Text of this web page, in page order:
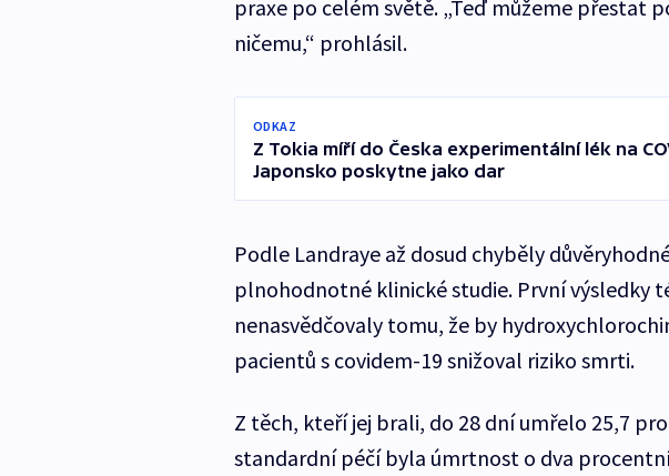
praxe po celém světě. „Teď můžeme přestat
ničemu,“ prohlásil.
ODKAZ
Z Tokia míří do Česka experimentální lék na
Japonsko poskytne jako dar
Podle Landraye až dosud chyběly
plnohodnotné klinické studie. První výsledky
nenasvědčovaly tomu, že by
pacientů s covidem-19 snižoval riziko smrti.
Z těch, kteří jej brali, do 28 dní umřelo 25,7
standardní péčí byla úmrtnost o dva